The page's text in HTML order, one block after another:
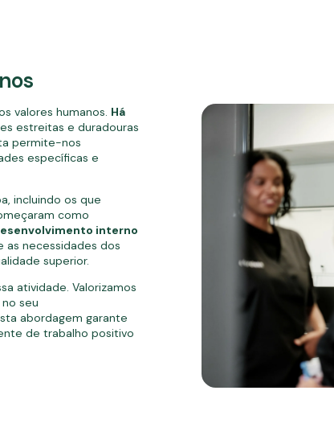
valores humanos. Há
estreitas e duradouras
permite-nos
específicas e
incluindo os que
como
interno
necessidades dos
superior.
atividade. Valorizamos
seu
abordagem garante
de trabalho positivo